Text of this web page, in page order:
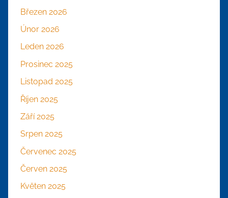
Březen 2026
Únor 2026
Leden 2026
Prosinec 2025
Listopad 2025
Říjen 2025
Září 2025
Srpen 2025
Červenec 2025
Červen 2025
Květen 2025